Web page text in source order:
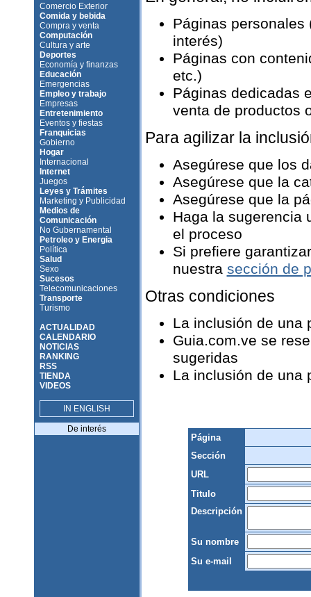
Comercio Exterior
Comida y bebida
Compra y venta
Computación
Cultura y arte
Deportes
Economía y finanzas
Educación
Emergencias
Empleo y trabajo
Empresas
Entretenimiento
Eventos y fiestas
Franquicias
Gobierno
Hogar
Internacional
Internet
Juegos
Leyes y Trámites
Marketing y Publicidad
Medios de
Comunicación
No Gubernamental
Petroleo y Energia
Política
Salud
Sexo
Sucesos
Telecomunicaciones
Transporte
Turismo
ACTUALIDAD
CALENDARIO
NOTICIAS
RANKING
RSS
TIENDA
VIDEOS
IN ENGLISH
De interés
Páginas personales
interés)
Páginas con
etc.)
Páginas dedicadas
venta de productos
Para agilizar la
Asegúrese que los
Asegúrese que la
Asegúrese que la
Haga la sugerencia
el proceso
Si prefiere
nuestra sección de
Otras condiciones
La inclusión de una
Guia.com.ve se
sugeridas
La inclusión de una
Página
Sección
URL
Titulo
Descripción
Su nombre
Su e-mail